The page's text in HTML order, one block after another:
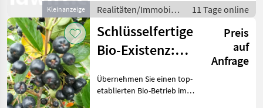
Kleinanzeige
KUNDENSTRUKTUR (ausschlie
Realitäten/Immobilien
/ Sonstige
Immobilien
11 Tage online
Schlüsselfertige
Bio-Existenz:
Preis
auf
Anfrage
Übernehmen Sie einen top-
etablierten Bio-Betrieb im